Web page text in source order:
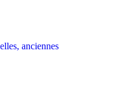
anciennes